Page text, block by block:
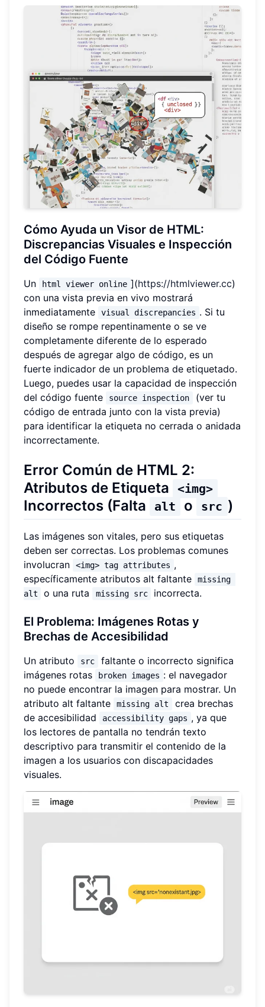
Cómo Ayuda un Visor de HTML:
Discrepancias Visuales e Inspección
del Código Fuente
Un html viewer online ](https://htmlviewer.cc)
con una vista previa en vivo mostrará
inmediatamente
visual discrepancies . Si tu
diseño se rompe repentinamente o se ve
completamente diferente de lo esperado
después de agregar algo de código, es un
fuerte indicador de un problema de etiquetado.
Luego, puedes usar la capacidad de inspección
del código fuente
source inspection
(ver tu
código de entrada junto con la vista previa)
para identificar la etiqueta no cerrada o anidada
incorrectamente.
Error Común de HTML 2:
Atributos de Etiqueta
<img>
Incorrectos (Falta alt o src )
Las imágenes son vitales, pero sus etiquetas
deben ser correctas. Los problemas comunes
involucran
<img> tag attributes ,
específicamente atributos alt faltante
missing
alt
o una ruta missing src incorrecta.
El Problema: Imágenes Rotas y
Brechas de Accesibilidad
Un atributo src
faltante o incorrecto significa
imágenes rotas
broken images : el navegador
no puede encontrar la imagen para mostrar. Un
atributo alt faltante
missing alt
crea brechas
de accesibilidad
accessibility gaps , ya que
los lectores de pantalla no tendrán texto
descriptivo para transmitir el contenido de la
imagen a los usuarios con discapacidades
visuales.